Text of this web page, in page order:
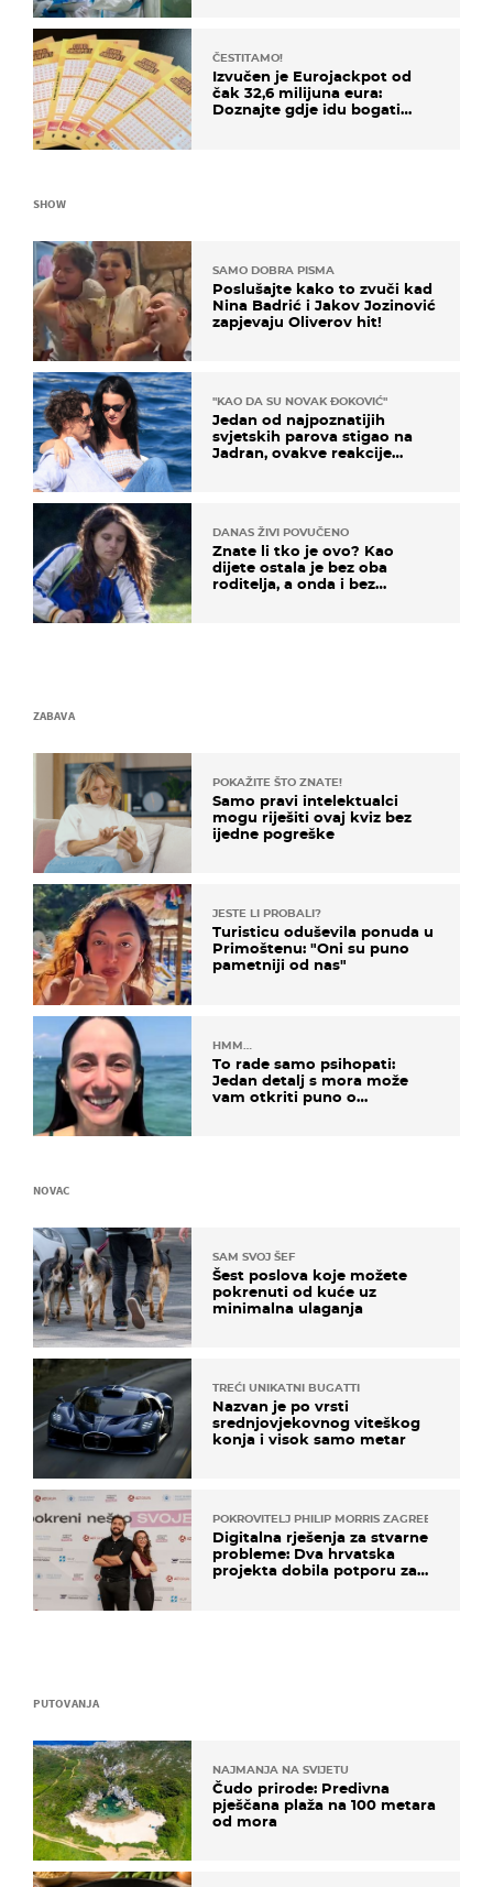
ČESTITAMO!
Izvučen je Eurojackpot od
čak 32,6 milijuna eura:
Doznajte gdje idu bogati
SHOW
SAMO DOBRA PISMA
Poslušajte kako to zvuči kad
Nina Badrić i Jakov Jozinović
zapjevaju Oliverov hit!
"KAO DA SU NOVAK ĐOKOVIĆ"
Jedan od najpoznatijih
svjetskih parova stigao na
Jadran, ovakve reakcije
DANAS ŽIVI POVUČENO
Znate li tko je ovo? Kao
dijete ostala je bez oba
roditelja, a onda i bez
ZABAVA
POKAŽITE ŠTO ZNATE!
Samo pravi intelektualci
mogu riješiti ovaj kviz bez
ijedne pogreške
JESTE LI PROBALI?
Turisticu oduševila ponuda u
Primoštenu: "Oni su puno
pametniji od nas"
HMM…
To rade samo psihopati:
Jedan detalj s mora može
vam otkriti puno o
PUTOVANJA
NAJMANJA NA SVIJETU
Čudo prirode: Predivna
pješčana plaža na 100 metara
od mora
NOVAC
SAM SVOJ ŠEF
Šest poslova koje možete
pokrenuti od kuće uz
minimalna ulaganja
TREĆI UNIKATNI BUGATTI
Nazvan je po vrsti
srednjovjekovnog viteškog
konja i visok samo metar
POKROVITELJ PHILIP MORRIS ZAGREB
Digitalna rješenja za stvarne
probleme: Dva hrvatska
projekta dobila potporu za